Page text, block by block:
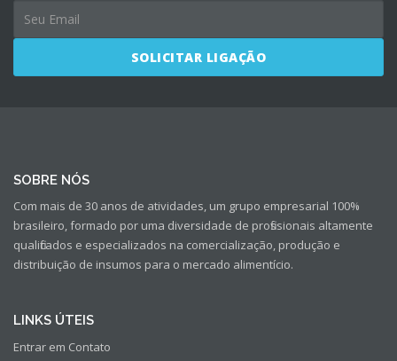
SOBRE NÓS
Com mais de 30 anos de atividades, um grupo empresarial 100%
brasileiro, formado por uma diversidade de profissionais altamente
qualificados e especializados na comercialização, produção e
distribuição de insumos para o mercado alimentício.
LINKS ÚTEIS
Entrar em Contato